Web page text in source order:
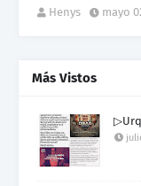
Henys mayo
Más Vistos